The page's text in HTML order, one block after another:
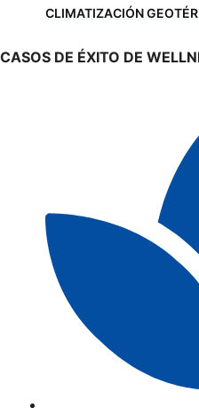
CLIMATIZACIÓN
CASOS DE ÉXITO DE